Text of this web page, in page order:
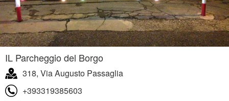
IL Parcheggio del Borgo
318, Via Augusto Passaglia
+393319385603